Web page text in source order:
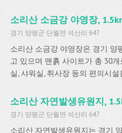
소리산 소금강 야영장,
경기 양평군 단월면 석산리 647
소리산 소금강 야영장은 경기 양
고 있으며 맨흙 사이트가 총 30
실, 샤워실, 취사장 등의 편의시
소리산 자연발생유원지,
경기 양평군 단월면 석산리 647
소리산 자연발생유원지는 경기